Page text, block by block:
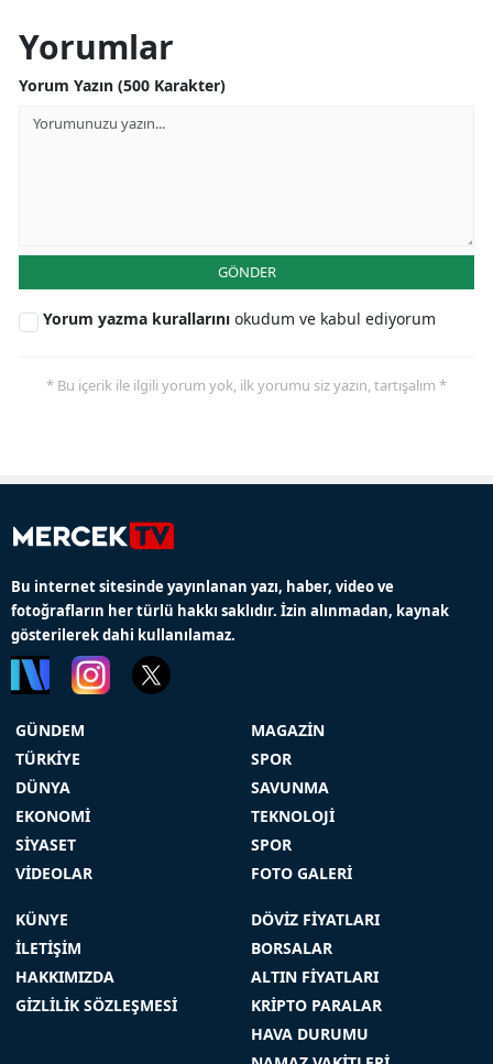
Yorumlar
Yorum Yazın (500 Karakter)
GÖNDER
Yorum yazma kurallarını okudum ve kabul ediyorum
* Bu içerik ile ilgili yorum yok, ilk yorumu siz yazın, tartışalım *
Bu internet sitesinde yayınlanan yazı, haber, video ve
fotoğrafların her türlü hakkı saklıdır. İzin alınmadan, kaynak
gösterilerek dahi kullanılamaz.
GÜNDEM
TÜRKİYE
DÜNYA
EKONOMİ
SİYASET
VİDEOLAR
MAGAZİN
SPOR
SAVUNMA
TEKNOLOJİ
SPOR
FOTO GALERİ
KÜNYE
İLETİŞİM
HAKKIMIZDA
GİZLİLİK SÖZLEŞMESİ
DÖVİZ FİYATLARI
BORSALAR
ALTIN FİYATLARI
KRİPTO PARALAR
HAVA DURUMU